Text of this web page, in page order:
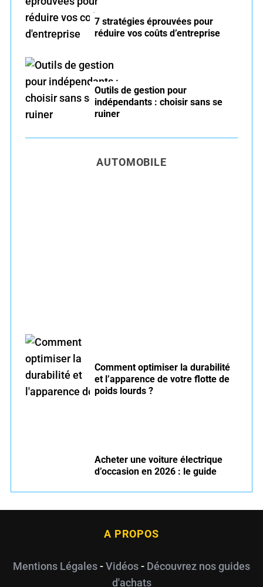
7 stratégies éprouvées pour
réduire vos coûts d’entreprise
Outils de gestion pour
indépendants : choisir sans se
ruiner
AUTOMOBILE
Comment optimiser la durabilité
et l’apparence de votre flotte de
poids lourds ?
Acheter une voiture électrique
d’occasion en 2026 : le guide
A PROPOS
Mentions Légales-Vidéos- Découvrez nos guides
d'achats